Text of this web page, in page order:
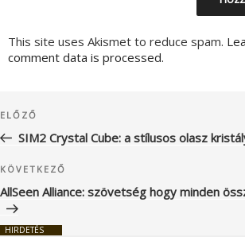
This site uses Akismet to reduce spam.
comment data is processed.
navigáció
Korábbi
bejegyzés
ELŐZŐ
SIM2 Crystal Cube: a stílusos olasz
Következő
bejegyzés
KÖVETKEZŐ
AllSeen Alliance: szövetség hogy minden
HIRDETÉS